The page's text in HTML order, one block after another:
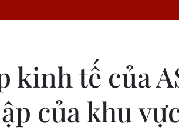
kinh tế của
của khu